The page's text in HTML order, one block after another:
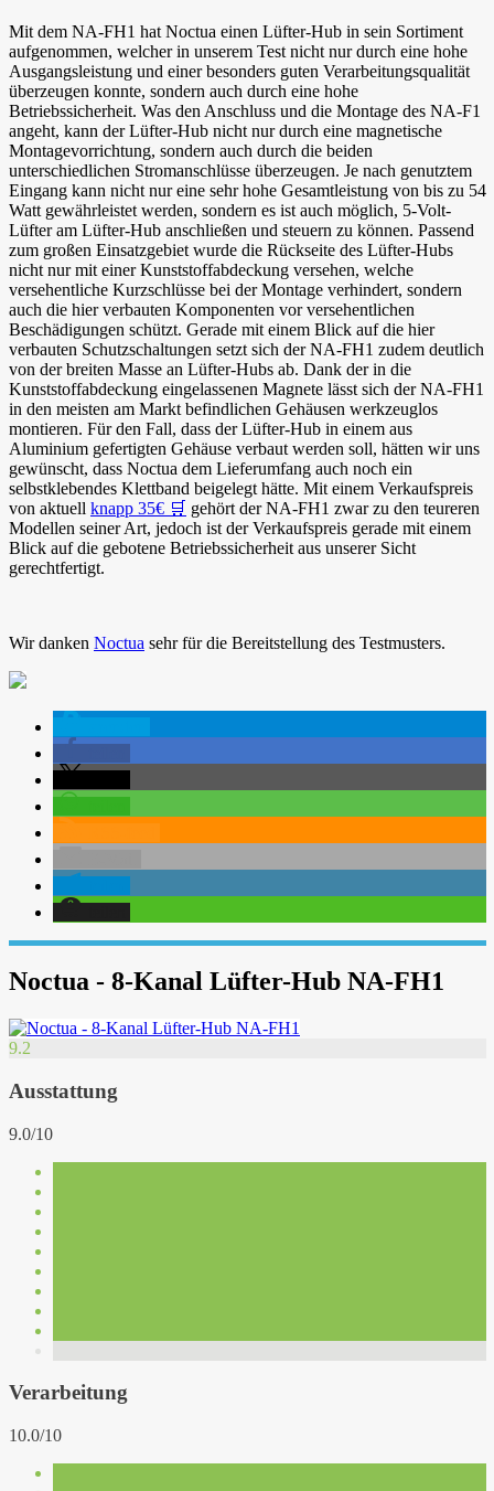
Mit dem NA-FH1 hat Noctua einen Lüfter-Hub in sein Sortiment
aufgenommen, welcher in unserem Test nicht nur durch eine hohe
Ausgangsleistung und einer besonders guten Verarbeitungsqualität
überzeugen konnte, sondern auch durch eine hohe
Betriebssicherheit. Was den Anschluss und die Montage des NA-F1
angeht, kann der Lüfter-Hub nicht nur durch eine magnetische
Montagevorrichtung, sondern auch durch die beiden
unterschiedlichen Stromanschlüsse überzeugen. Je nach genutztem
Eingang kann nicht nur eine sehr hohe Gesamtleistung von bis zu 54
Watt gewährleistet werden, sondern es ist auch möglich, 5-Volt-
Lüfter am Lüfter-Hub anschließen und steuern zu können. Passend
zum großen Einsatzgebiet wurde die Rückseite des Lüfter-Hubs
nicht nur mit einer Kunststoffabdeckung versehen, welche
versehentliche Kurzschlüsse bei der Montage verhindert, sondern
auch die hier verbauten Komponenten vor versehentlichen
Beschädigungen schützt. Gerade mit einem Blick auf die hier
verbauten Schutzschaltungen setzt sich der NA-FH1 zudem deutlich
von der breiten Masse an Lüfter-Hubs ab. Dank der in die
Kunststoffabdeckung eingelassenen Magnete lässt sich der NA-FH1
in den meisten am Markt befindlichen Gehäusen werkzeuglos
montieren. Für den Fall, dass der Lüfter-Hub in einem aus
Aluminium gefertigten Gehäuse verbaut werden soll, hätten wir uns
gewünscht, dass Noctua dem Lieferumfang auch noch ein
selbstklebendes Klettband beigelegt hätte. Mit einem Verkaufspreis
von aktuell knapp 35€ 🛒 gehört der NA-FH1 zwar zu den teureren
Modellen seiner Art, jedoch ist der Verkaufspreis gerade mit einem
Blick auf die gebotene Betriebssicherheit aus unserer Sicht
gerechtfertigt.
Wir danken Noctua sehr für die Bereitstellung des Testmusters.
Noctua - 8-Kanal Lüfter-Hub NA-FH1
9.2
Ausstattung
9.0/10
Verarbeitung
10.0/10